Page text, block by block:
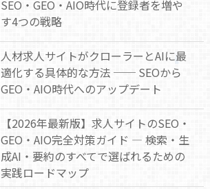
SEO・GEO・AIO時代に登録者を増や
す4つの戦略
人材求人サイトがクローラーとAIに最
適化する具体的な方法 ── SEOから
GEO・AIO時代へのアップデート
【2026年最新版】求人サイトのSEO・
GEO・AIO完全対策ガイド — 検索・生
成AI・要約のすべてで選ばれるための
実践ロードマップ